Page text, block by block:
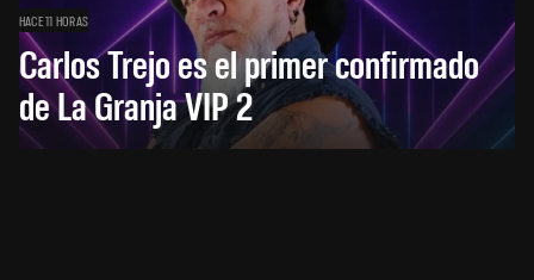
HACE 11 HORAS
Carlos Trejo es el primer confirmado
de La Granja VIP 2